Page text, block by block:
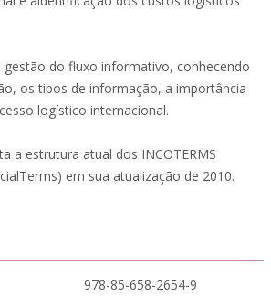
gestão do fluxo informativo, conhecendo
os tipos de informação, a importância
logístico internacional.
a estrutura atual dos INCOTERMS
em sua atualização de 2010.
978-85-658-2654-9